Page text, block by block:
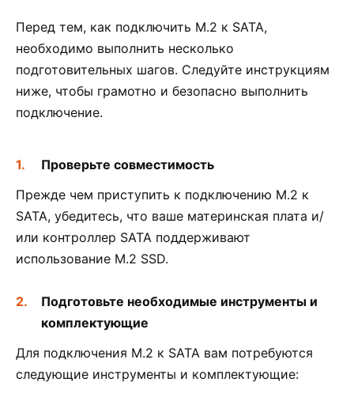
Перед тем, как подключить M.2 к SATA,
необходимо выполнить несколько
подготовительных шагов. Следуйте инструкциям
ниже, чтобы грамотно и безопасно выполнить
подключение.
Проверьте совместимость
Прежде чем приступить к подключению M.2 к
SATA, убедитесь, что ваше материнская плата и/
или контроллер SATA поддерживают
использование M.2 SSD.
Подготовьте необходимые инструменты и
комплектующие
Для подключения M.2 к SATA вам потребуются
следующие инструменты и комплектующие: